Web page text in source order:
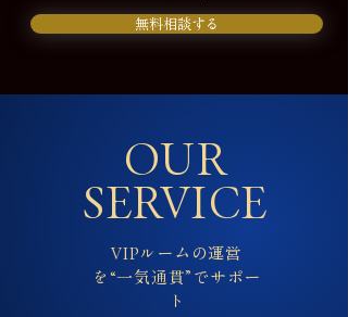
無料相談する
OUR
SERVICE
VIPルームの運営
を“一気通貫”でサポー
ト